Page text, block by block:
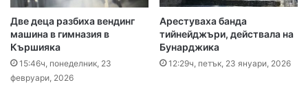
Две деца разбиха вендинг
машина в гимназия в
Кършияка
15:46ч, понеделник, 23
февруари, 2026
Арестуваха банда
тийнейджъри, действала на
Бунарджика
12:29ч, петък, 23 януари, 2026